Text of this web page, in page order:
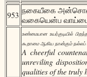
953 நகையீகை
வகையென்ப
உண்மையான உயர்குடியில்
கூறாமை ஆகிய நான்கும் நல்லப்
A cheerful
unreviling
qualities of the truly